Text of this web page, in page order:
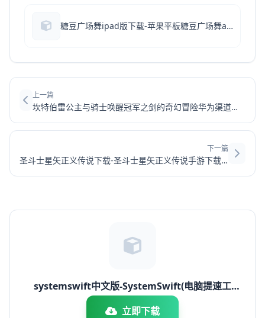
糖豆广场舞ipad版下载-苹果平板糖豆广场舞app下载 v8.4.9
上一篇
坎特伯雷公主与骑士唤醒冠军之剑的奇幻冒险华为渠道服-坎公骑冠剑华为版下载v3.03.0华为服
下一篇
圣斗士星矢正义传说下载-圣斗士星矢正义传说手游下载 v2.0.89安卓版
systemswift中文版-SystemSwift(电脑提速工
具)v2.6.4.2018 破解版
立即下载